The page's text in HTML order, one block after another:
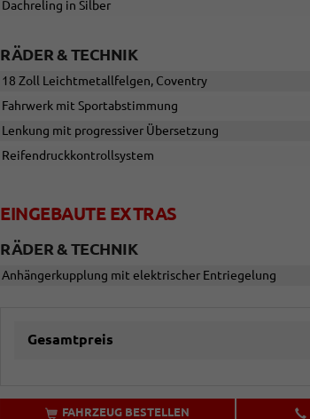
Dachreling in Silber
RÄDER & TECHNIK
18 Zoll Leichtmetallfelgen, Coventry
Fahrwerk mit Sportabstimmung
Lenkung mit progressiver Übersetzung
Reifendruckkontrollsystem
EINGEBAUTE EXTRAS
RÄDER & TECHNIK
Anhängerkupplung mit elektrischer Entriegelung
Gesamtpreis
FAHRZEUG BESTELLEN